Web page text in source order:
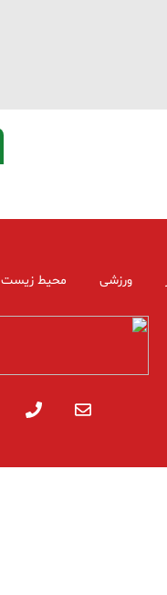
ورزشی محیط زیست